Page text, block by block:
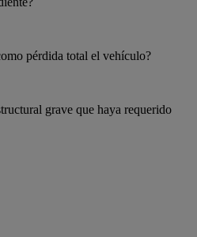
pérdida total el vehículo?
grave que haya requerido